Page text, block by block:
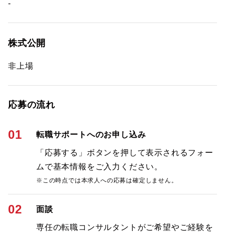
-
株式公開
非上場
応募の流れ
01 転職サポートへのお申し込み
「応募する」ボタンを押して表示されるフォー
ムで基本情報をご入力ください。
※この時点では本求人への応募は確定しません。
02 面談
専任の転職コンサルタントがご希望やご経験を